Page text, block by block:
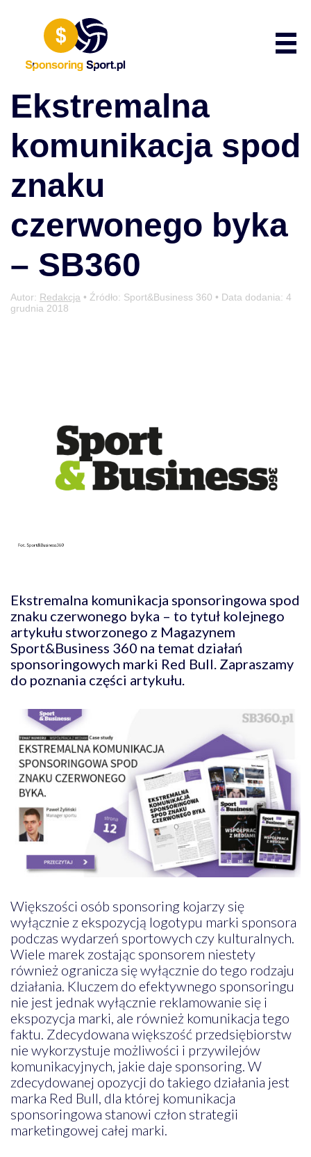
Ekstremalna
komunikacja spod
znaku
czerwonego byka
– SB360
Autor: Redakcja • Źródło: Sport&Business 360 • Data dodania: 4
grudnia 2018
Ekstremalna komunikacja sponsoringowa spod
znaku czerwonego byka – to tytuł kolejnego
artykułu stworzonego z Magazynem
Sport&Business 360 na temat działań
sponsoringowych marki Red Bull. Zapraszamy
do poznania części artykułu.
Większości osób sponsoring kojarzy się
wyłącznie z ekspozycją logotypu marki sponsora
podczas wydarzeń sportowych czy kulturalnych.
Wiele marek zostając sponsorem niestety
również ogranicza się wyłącznie do tego rodzaju
działania. Kluczem do efektywnego sponsoringu
nie jest jednak wyłącznie reklamowanie się i
ekspozycja marki, ale również komunikacja tego
faktu. Zdecydowana większość przedsiębiorstw
nie wykorzystuje możliwości i przywilejów
komunikacyjnych, jakie daje sponsoring. W
zdecydowanej opozycji do takiego działania jest
marka Red Bull, dla której komunikacja
sponsoringowa stanowi człon strategii
marketingowej całej marki.